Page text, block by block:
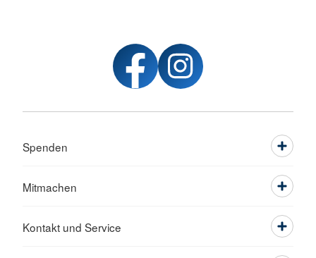
Spenden
Mitmachen
Kontakt und Service